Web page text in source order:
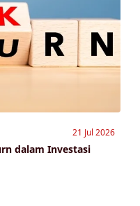
21 Jul 2026
dalam Investasi